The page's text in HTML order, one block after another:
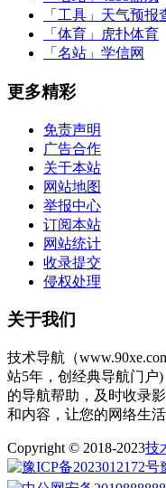
「工具」 天气预报
「体育」
虎扑体育
「名站」 学信网
更多精彩
免责声明
广告合作
关于本站
网站地图
举报中心
订阅本站
网站统计
收录提交
侵权处理
关于我们
技术导航（
站5年，创经典导航门户
的导航帮助，及时收录
和内容，让您的网络生活
Copyright © 2018-2023技